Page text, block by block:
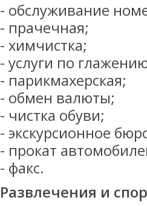
- обслуживание
- прачечная;
- химчистка;
- услуги по
- парикмахерская;
- обмен валюты;
- чистка обуви;
- экскурсионное
- прокат
- факс.
Развлечения и